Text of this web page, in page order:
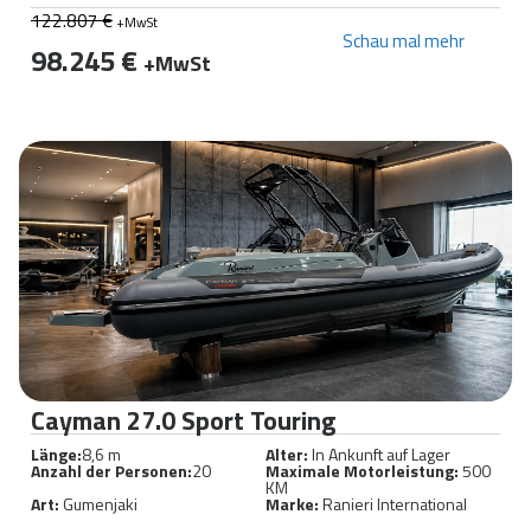
122.807 € +MwSt
98.245 € +MwSt
Schau mal mehr
Cayman 27.0 Sport Touring
Länge:8,6 m Alter:In Ankunft auf Lager
Anzahl der Personen:20 Maximale Motorleistung:500
KM
Art: Gumenjaki Marke:Ranieri International